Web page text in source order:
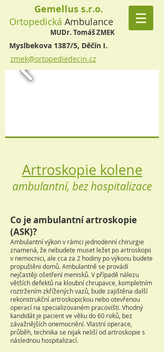
Gemellus s.r.o.
Ortopedická Ambulance
MUDr. Tomáš ZMEK
Myslbekova 1387/5, Děčín I.
zmek@ortopediedecin.cz
Artroskopie kolene
ambulantní, bez hospitalizace
Co je ambulantní artroskopie
(ASK)?
Ambulantní výkon v rámci jednodenní chirurgie
znamená, že nebudete muset ležet po artroskopii
v nemocnici, ale cca za 2 hodiny po výkonu budete
propuštěni domů. Ambulantně se provádí
nejčastěji ošetření menisků. V případě nálezu
větších defektů na kloubní chrupavce, kompletním
roztržením zkřížených vazů, bude zajištěna další
rekonstrukční artroskopickou nebo otevřenou
operací na specializovaném pracovišti. Vhodný
kandidát je pacient ve věku do 60 roků, bez
závažnějších onemocnění. Vlastní operace,
průběh, technika se nijak neliší od artroskopie s
následnou hospitalizací.